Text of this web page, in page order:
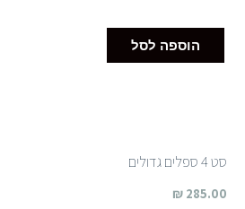
הוספה לסל
סט 4 ספלים גדולים
₪ 285.00